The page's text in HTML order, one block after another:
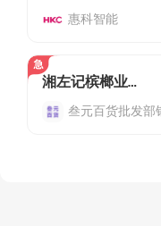
惠科智能
湘左记槟榔业务员（北海/合浦）
叁元百货批发部